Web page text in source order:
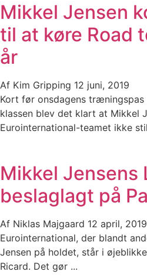
Mikkel Jensen
til at køre Road
år
Af Kim Gripping 12 juni, 2019
Kort før onsdagens træningspas
klassen blev det klart at Mikkel
Eurointernational-teamet ikke
Mikkel Jensens
beslaglagt på
Af Niklas Majgaard 12 april, 2019
Eurointernational, der blandt
Jensen på holdet, står i
Ricard. Det gør ...